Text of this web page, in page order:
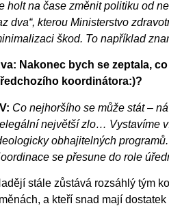
holt na čase změnit politiku od
dva“, kterou Ministerstvo
škod. To například
Nakonec bych se zeptala,
koordinátora:)?
Co nejhoršího se může stát –
největší zlo… Vystavíme
obhajitelných
se přesune do role
stále zůstává rozsáhlý tým
a kteří snad mají